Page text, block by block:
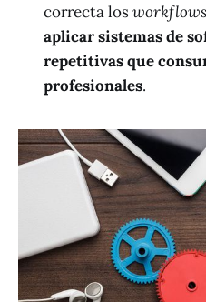
correcta losworkflows
aplicar sistemas de
repetitivas que
profesionales.